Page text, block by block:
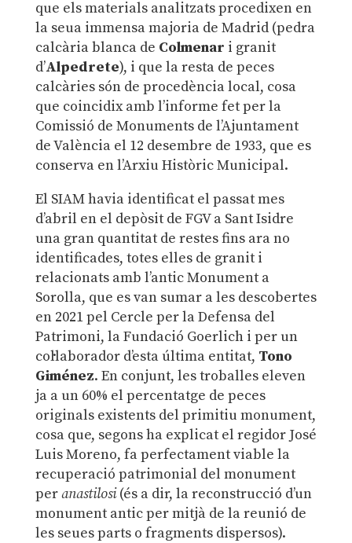
que els materials analitzats procedixen en
la seua immensa majoria de Madrid (pedra
calcària blanca de Colmenar i granit
d’Alpedrete), i que la resta de peces
calcàries són de procedència local, cosa
que coincidix amb l’informe fet per la
Comissió de Monuments de l’Ajuntament
de València el 12 desembre de 1933, que es
conserva en l’Arxiu Històric Municipal.
El SIAM havia identificat el passat mes
d’abril en el depòsit de FGV a Sant Isidre
una gran quantitat de restes fins ara no
identificades, totes elles de granit i
relacionats amb l’antic Monument a
Sorolla, que es van sumar a les descobertes
en 2021 pel Cercle per la Defensa del
Patrimoni, la Fundació Goerlich i per un
col·laborador d’esta última entitat, Tono
Giménez. En conjunt, les troballes eleven
ja a un 60% el percentatge de peces
originals existents del primitiu monument,
cosa que, segons ha explicat el regidor José
Luis Moreno, fa perfectament viable la
recuperació patrimonial del monument
peranastilosi(és a dir, la reconstrucció d’un
monument antic per mitjà de la reunió de
les seues parts o fragments dispersos).